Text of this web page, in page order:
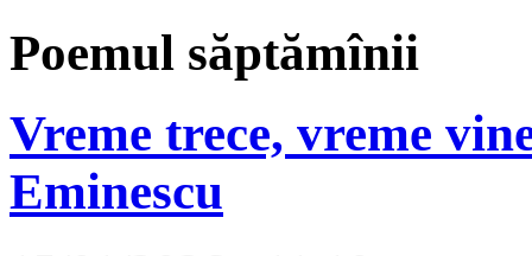
Poemul săptămînii
Vreme trece, vreme
Eminescu